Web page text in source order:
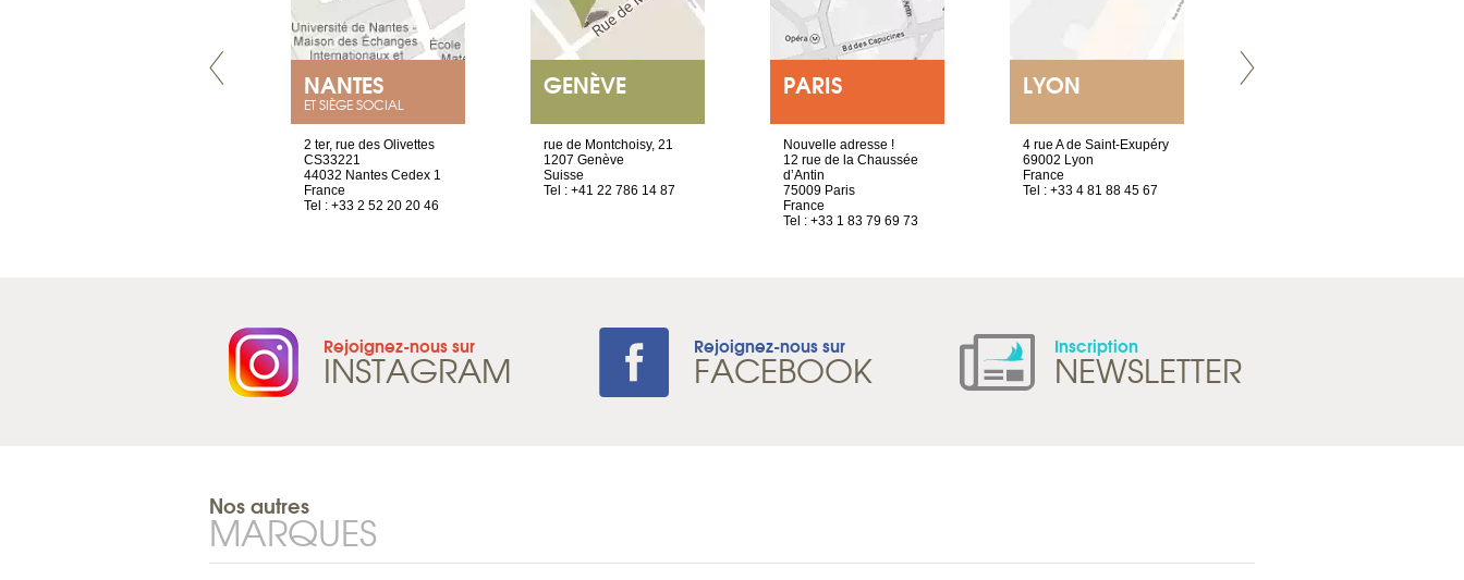
NANTES
ET SIÈGE SOCIAL
2 ter, rue des Olivettes
CS33221
44032 Nantes Cedex 1
France
Tel : +33 2 52 20 20 46
GENÈVE
rue de Montchoisy, 21
1207 Genève
Suisse
Tel : +41 22 786 14 87
PARIS
Nouvelle adresse !
12 rue de la Chaussée
d’Antin
75009 Paris
France
Tel : +33 1 83 79 69 73
LYON
4 rue A de Saint-Exupéry
69002 Lyon
France
Tel : +33 4 81 88 45 67
Rejoignez-nous sur
INSTAGRAM Rejoignez-nous sur
FACEBOOK Inscription
NEWSLETTER
Nos autres
MARQUES